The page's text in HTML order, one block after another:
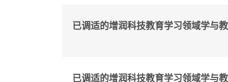
已调适的增润科技教育学习领域学
已调适的增润科技教育学习领域学